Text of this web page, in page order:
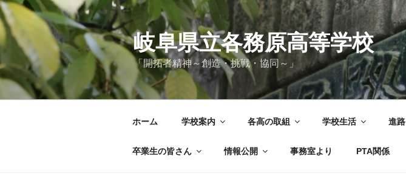
コ
ン
テ
ン
ツ
へ
岐阜県立各務原高等学校
「開拓者精神～創造・挑戦・協同～」
ホーム 学校案内 各高の取組 学校生活 進路
卒業生の皆さん 情報公開 事務室より PTA関係